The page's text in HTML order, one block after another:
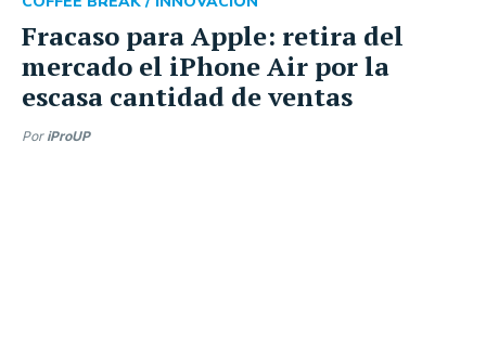
Fracaso para Apple: retira del
mercado el iPhone Air por la
escasa cantidad de ventas
Por iProUP